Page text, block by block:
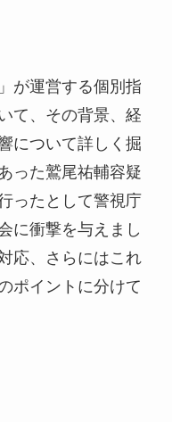
が運営する個別指
て、その背景、経
について詳しく掘
った鷲尾祐輔容疑
ったとして警視庁
に衝撃を与えまし
応、さらにはこれ
ポイントに分けて